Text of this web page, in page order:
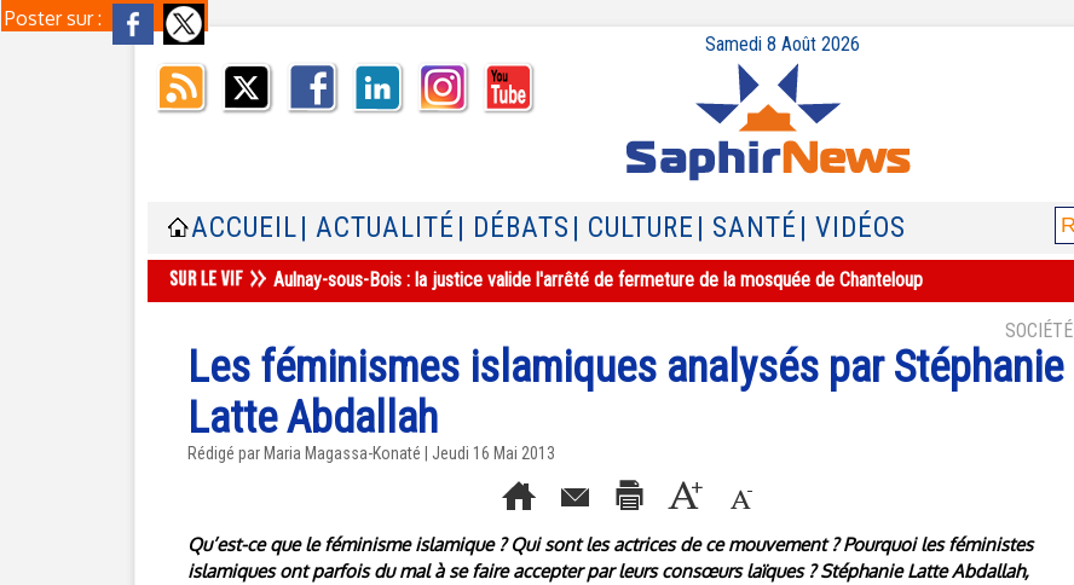
Poster sur :
Samedi 8 Août 2026
ACCUEIL | ACTUALITÉ | DÉBATS | CULTURE | SANTÉ | VIDÉOS
Aulnay-sous-Bois : la justice valide l'arrêté de fermeture de la mosquée de Chanteloup
SOCIÉTÉ
Les féminismes islamiques analysés par Stéphanie
Latte Abdallah
Rédigé par Maria Magassa-Konaté | Jeudi 16 Mai 2013
Qu’est-ce que le féminisme islamique ? Qui sont les actrices de ce mouvement ? Pourquoi les féministes
islamiques ont parfois du mal à se faire accepter par leurs consœurs laïques ? Stéphanie Latte Abdallah,